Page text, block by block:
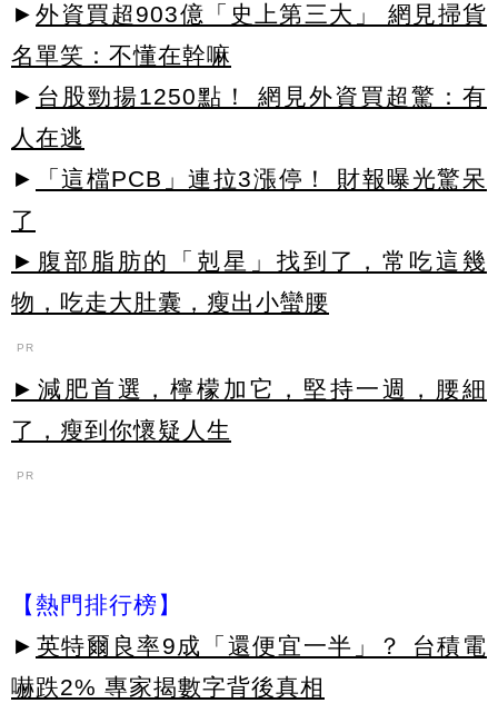
► 外資買超903億「史上第三大」 網見掃貨
名單笑：不懂在幹嘛
► 台股勁揚1250點！ 網見外資買超驚：有
人在逃
►
「這檔PCB」連拉3漲停！ 財報曝光驚呆
了
►腹部脂肪的「剋星」找到了，常吃這幾
物，吃走大肚囊，瘦出小蠻腰
PR
►減肥首選，檸檬加它，堅持一週，腰細
了，瘦到你懷疑人生
PR
【熱門排行榜】
► 英特爾良率9成「還便宜一半」？ 台積電
嚇跌2% 專家揭數字背後真相